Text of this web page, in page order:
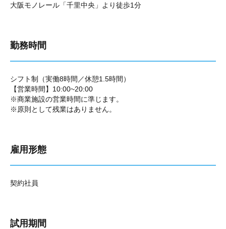
大阪モノレール「千里中央」より徒歩1分
勤務時間
シフト制（実働8時間／休憩1.5時間）
【営業時間】10:00~20:00
※商業施設の営業時間に準じます。
※原則として残業はありません。
雇用形態
契約社員
試用期間